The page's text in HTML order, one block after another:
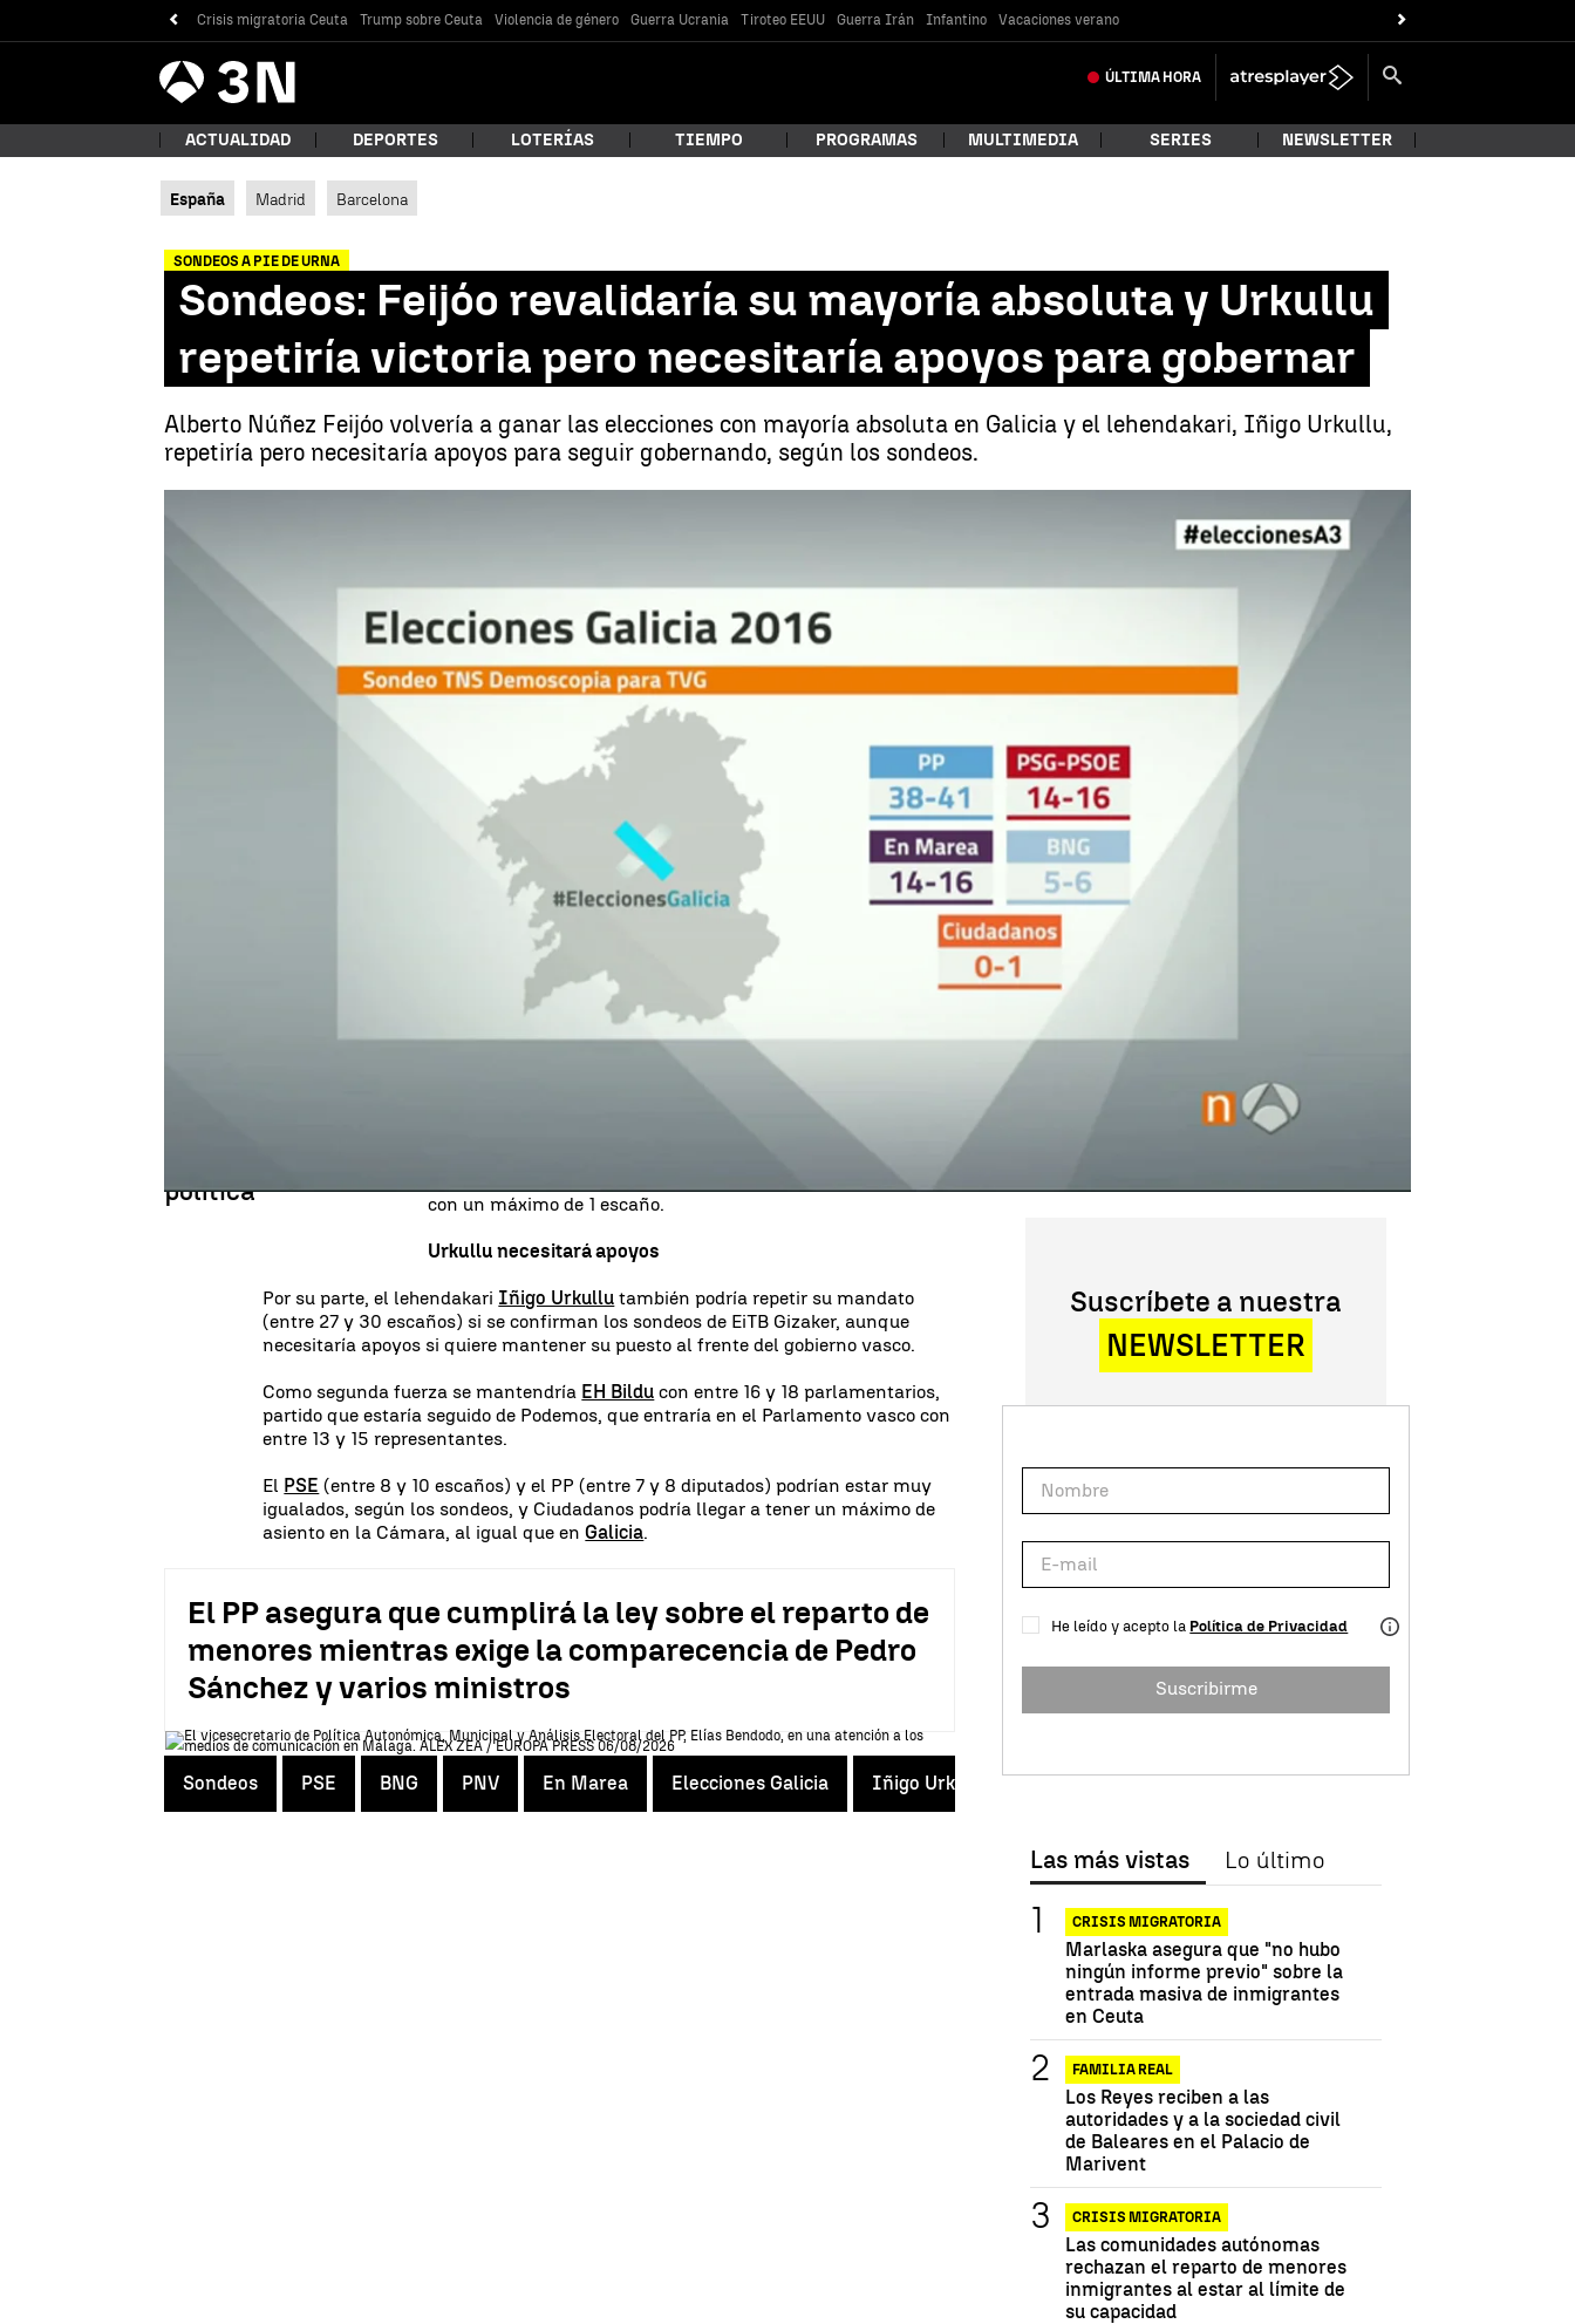
Crisis migratoria Ceuta Trump sobre Ceuta Violencia de género Guerra Ucrania Tiroteo EEUU Guerra Irán Infantino Vacaciones verano
Antena
3 Noticias ÚLTIMA HORA
¿Qué estás buscando?
Buscar
ACTUALIDAD DEPORTES LOTERÍAS TIEMPO PROGRAMAS MULTIMEDIA SERIES NEWSLETTER
España Madrid Barcelona
SONDEOS A PIE DE URNA
Sondeos: Feijóo revalidaría su mayoría absoluta y Urkullu
repetiría victoria pero necesitaría apoyos para gobernar
Alberto Núñez Feijóo volvería a ganar las elecciones con mayoría absoluta en Galicia y el lehendakari, Iñigo Urkullu,
repetiría pero necesitaría apoyos para seguir gobernando, según los sondeos.
Facebook Linkedin
De confirmarse los sondeos a pie de urna de TNS Demoscopia para TVG,
, actual presidente de la Xunta y candidato del
conseguir mayoría absoluta (entre 38 y 41 escaños) para gobernar en solitario en
la comunidad autónoma.
política
de Xaquín Fernández Leiceaga lograría
En Marea, por lo que se
disputarían ser la primera fuerza de la oposición. El
conseguiría entre 5 y 6 y, según el
podría entrar en el parlamento gallego
con un máximo de 1 escaño.
Urkullu necesitará apoyos
Por su parte, el lehendakari Iñigo Urkullu también podría repetir su mandato
(entre 27 y 30 escaños) si se confirman los sondeos de EiTB Gizaker, aunque
necesitaría apoyos si quiere mantener su puesto al frente del gobierno vasco.
Como segunda fuerza se mantendría EH Bildu con entre 16 y 18 parlamentarios,
partido que estaría seguido de Podemos, que entraría en el Parlamento vasco con
entre 13 y 15 representantes.
El PSE (entre 8 y 10 escaños) y el PP (entre 7 y 8 diputados) podrían estar muy
igualados, según los sondeos, y Ciudadanos podría llegar a tener un máximo de
asiento en la Cámara, al igual que enGalicia.
El PP asegura que cumplirá la ley sobre el reparto de
menores mientras exige la comparecencia de Pedro
Sánchez y varios ministros
Sondeos PSE BNG PNV En Marea Elecciones Galicia Iñigo Urkullu EH Bildu elecciones vascas PSdeG
Suscríbete a nuestra
NEWSLETTER
He leído y acepto la Política de Privacidad
Suscribirme
Las más vistas Lo último
CRISIS MIGRATORIA
Marlaska asegura que "no hubo
ningún informe previo" sobre la
entrada masiva de inmigrantes
en Ceuta
FAMILIA REAL
Los Reyes reciben a las
autoridades y a la sociedad civil
de Baleares en el Palacio de
Marivent
CRISIS MIGRATORIA
Las comunidades autónomas
rechazan el reparto de menores
inmigrantes al estar al límite de
su capacidad